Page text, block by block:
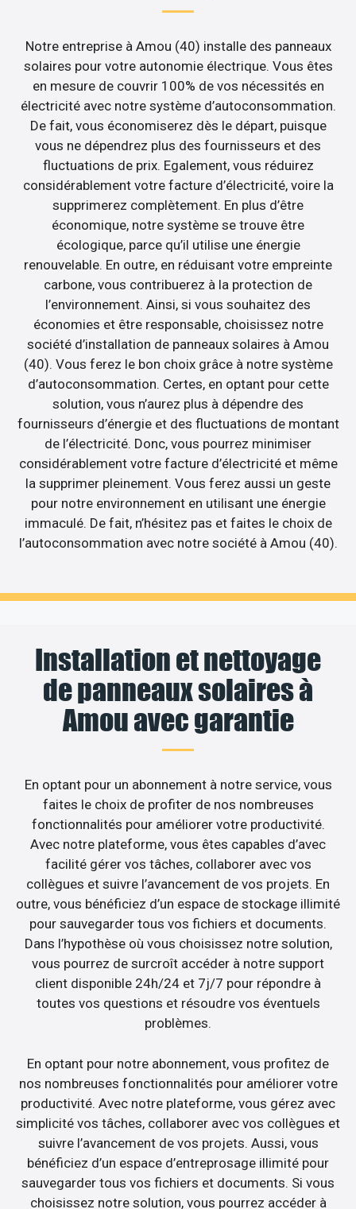
Notre entreprise à Amou (40) installe des panneaux
solaires pour votre autonomie électrique. Vous êtes
en mesure de couvrir 100% de vos nécessités en
électricité avec notre système d’autoconsommation.
De fait, vous économiserez dès le départ, puisque
vous ne dépendrez plus des fournisseurs et des
fluctuations de prix. Egalement, vous réduirez
considérablement votre facture d’électricité, voire la
supprimerez complètement. En plus d’être
économique, notre système se trouve être
écologique, parce qu’il utilise une énergie
renouvelable. En outre, en réduisant votre empreinte
carbone, vous contribuerez à la protection de
l’environnement. Ainsi, si vous souhaitez des
économies et être responsable, choisissez notre
société d’installation de panneaux solaires à Amou
(40). Vous ferez le bon choix grâce à notre système
d’autoconsommation. Certes, en optant pour cette
solution, vous n’aurez plus à dépendre des
fournisseurs d’énergie et des fluctuations de montant
de l’électricité. Donc, vous pourrez minimiser
considérablement votre facture d’électricité et même
la supprimer pleinement. Vous ferez aussi un geste
pour notre environnement en utilisant une énergie
immaculé. De fait, n’hésitez pas et faites le choix de
l’autoconsommation avec notre société à Amou (40).
Installation et nettoyage
de panneaux solaires à
Amou avec garantie
En optant pour un abonnement à notre service, vous
faites le choix de profiter de nos nombreuses
fonctionnalités pour améliorer votre productivité.
Avec notre plateforme, vous êtes capables d’avec
facilité gérer vos tâches, collaborer avec vos
collègues et suivre l’avancement de vos projets. En
outre, vous bénéficiez d’un espace de stockage illimité
pour sauvegarder tous vos fichiers et documents.
Dans l’hypothèse où vous choisissez notre solution,
vous pourrez de surcroît accéder à notre support
client disponible 24h/24 et 7j/7 pour répondre à
toutes vos questions et résoudre vos éventuels
problèmes.
En optant pour notre abonnement, vous profitez de
nos nombreuses fonctionnalités pour améliorer votre
productivité. Avec notre plateforme, vous gérez avec
simplicité vos tâches, collaborer avec vos collègues et
suivre l’avancement de vos projets. Aussi, vous
bénéficiez d’un espace d’entreprosage illimité pour
sauvegarder tous vos fichiers et documents. Si vous
choisissez notre solution, vous pourrez accéder à